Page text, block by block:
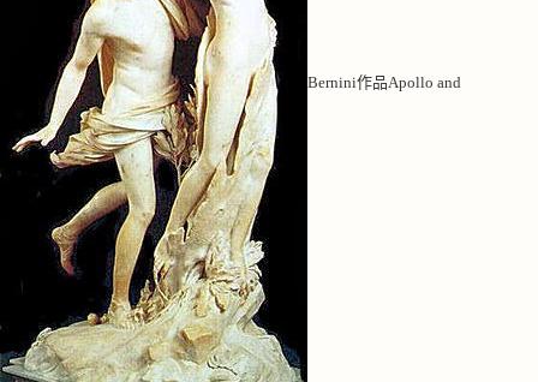
Bernini作品Apollo and